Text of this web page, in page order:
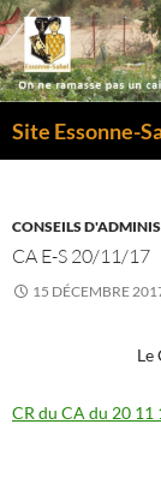
Site Essonne-
CONSEILS
CA E-S 20/11/17
15 DÉCEMBRE
Le
CR du CA du 20 11